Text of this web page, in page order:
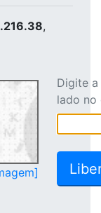
,
Digite
lado no